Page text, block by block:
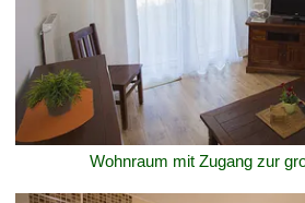
Wohnraum mit Zugang zur